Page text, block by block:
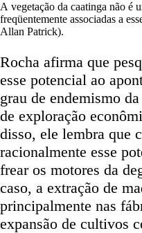
A vegetação da caatinga não é
freqüentemente associadas a
Allan Patrick).
Rocha afirma que
esse potencial ao
grau de endemismo
de exploração
disso, ele lembra que
racionalmente esse
frear os motores da
caso, a extração de
principalmente nas
expansão de cultivos